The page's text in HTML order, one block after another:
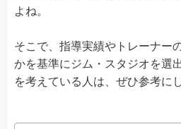
よね。
そこで、指導実績やトレーナー
かを基準にジム・スタジオを選
を考えている人は、ぜひ参考に